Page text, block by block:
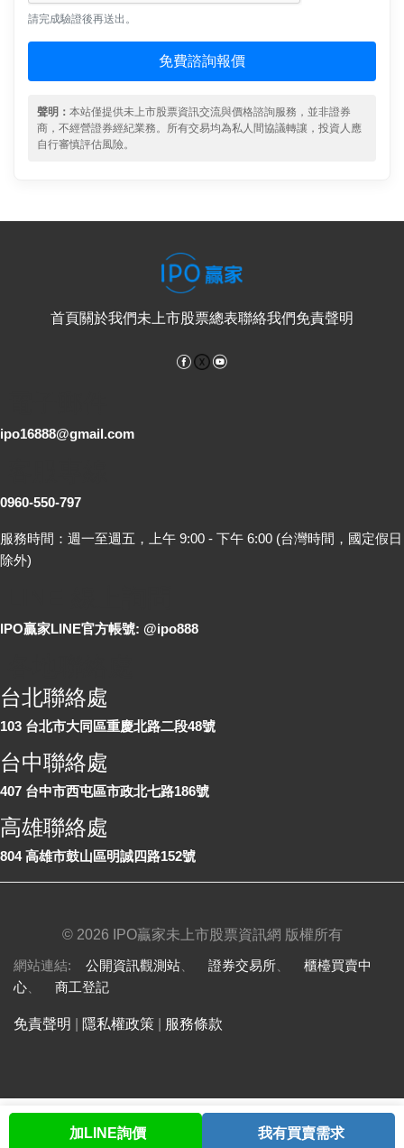
股票查詢 與我聯繫 會員中心
請完成驗證後再送出。
免費諮詢報價
聲明： 本站僅提供未上市股票資訊交流與價格諮詢服務，並非證券
商，不經營證券經紀業務。所有交易均為私人間協議轉讓，投資人應
自行審慎評估風險。
首頁關於我們未上市股票總表聯絡我們免責聲明
Facebook
ipo16888@gmail.com
0960-550-797
服務時間：週一至週五，上午 9:00 - 下午 6:00 (台灣時間，國定假日
除外)
IPO贏家LINE官方帳號: @ipo888
台北聯絡處
103 台北市大同區重慶北路二段48號
台中聯絡處
407 台中市西屯區市政北七路186號
高雄聯絡處
804 高雄市鼓山區明誠四路152號
© 2026 IPO贏家未上市股票資訊網 版權所有
網站連結: 公開資訊觀測站 證券交易所
櫃檯買賣中
心
商工登記
免責聲明 隱私權政策 服務條款
加LINE詢價 我有買賣需求